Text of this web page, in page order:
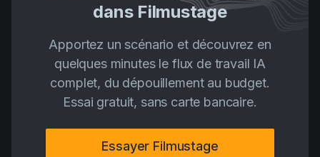
dans Filmustage
Apportez un scénario et découvrez en
quelques minutes le flux de travail IA
complet, du dépouillement au budget.
Essai gratuit, sans carte bancaire.
Essayer Filmustage